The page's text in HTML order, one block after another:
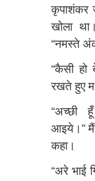
कृपाशंकर
खोला
“नमस्ते
“कैसी हो
रखते हुए
आइये।”
कहा।
“अरे भाई